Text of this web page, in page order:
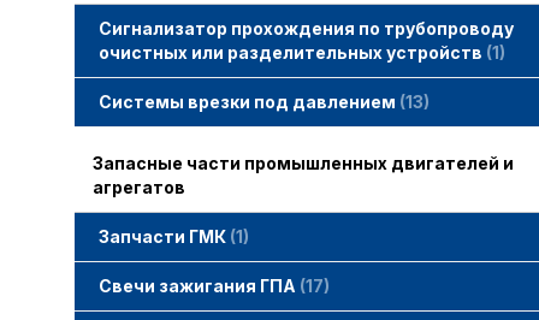
Сигнализатор прохождения по трубопроводу
очистных или разделительных устройств 1
Системы врезки под давлением 13
Запасные части промышленных двигателей и
агрегатов
Запчасти ГМК 1
Свечи зажигания ГПА 17